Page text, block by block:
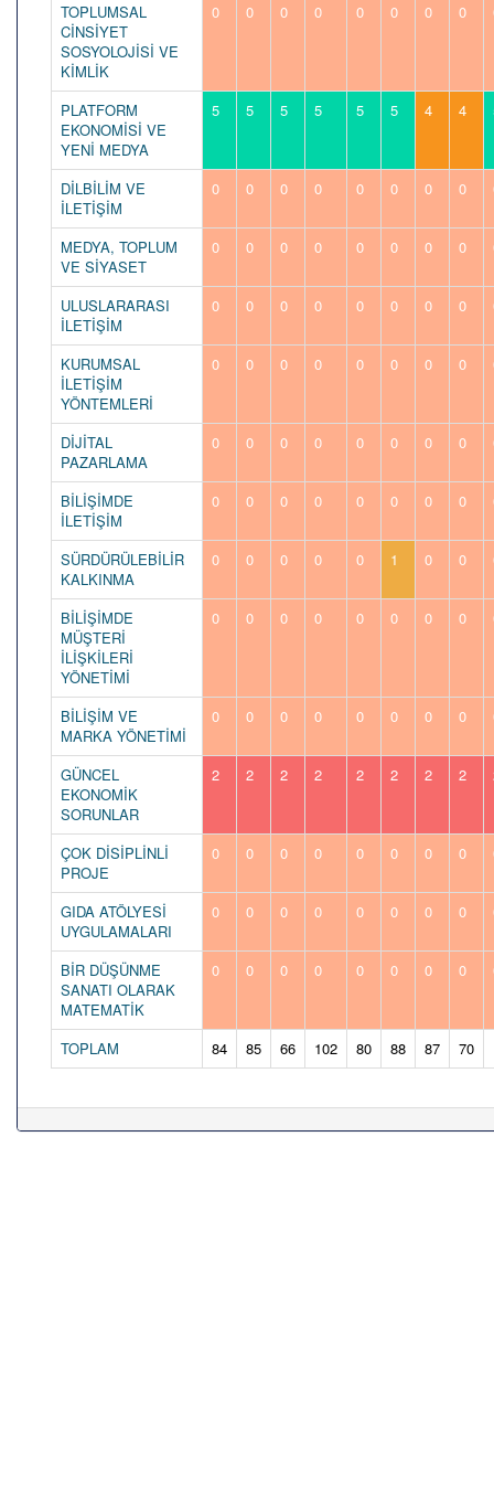
TOPLUMSAL
CİNSİYET
SOSYOLOJİSİ VE
KİMLİK
0 0 0 0 0 0 0 0
PLATFORM
EKONOMİSİ VE
YENİ MEDYA
5 5 5 5 5 5 4 4
DİLBİLİM VE
İLETİŞİM
0 0 0 0 0 0 0 0
MEDYA, TOPLUM
VE SİYASET
0 0 0 0 0 0 0 0
ULUSLARARASI
İLETİŞİM
0 0 0 0 0 0 0 0
KURUMSAL
İLETİŞİM
YÖNTEMLERİ
0 0 0 0 0 0 0 0
DİJİTAL
PAZARLAMA
0 0 0 0 0 0 0 0
BİLİŞİMDE
İLETİŞİM
0 0 0 0 0 0 0 0
SÜRDÜRÜLEBİLİR
KALKINMA
0 0 0 0 0 1 0 0
BİLİŞİMDE
MÜŞTERİ
İLİŞKİLERİ
YÖNETİMİ
0 0 0 0 0 0 0 0
BİLİŞİM VE
MARKA YÖNETİMİ
0 0 0 0 0 0 0 0
GÜNCEL
EKONOMİK
SORUNLAR
2 2 2 2 2 2 2 2
ÇOK DİSİPLİNLİ
PROJE
0 0 0 0 0 0 0 0
GIDA ATÖLYESİ
UYGULAMALARI
0 0 0 0 0 0 0 0
BİR DÜŞÜNME
SANATI OLARAK
MATEMATİK
0 0 0 0 0 0 0 0
TOPLAM 84 85 66 102 80 88 87 70